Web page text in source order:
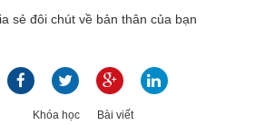
sẻ đôi chút về bản thân của bạn
Khóa học Bài viết